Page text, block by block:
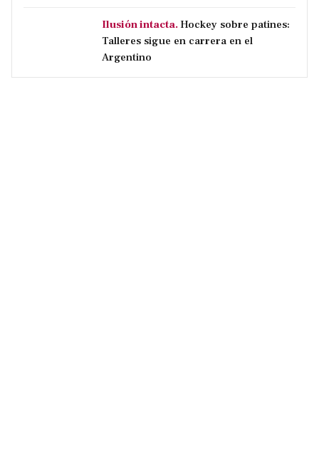
Ilusión intacta. Hockey sobre patines:
Talleres sigue en carrera en el
Argentino